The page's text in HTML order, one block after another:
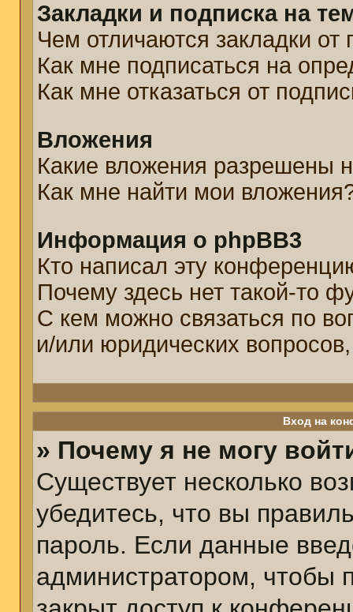
Закладки и подписка на
Чем отличаются закладки от
Как мне подписаться на
Как мне отказаться от
Вложения
Какие вложения разрешены
Как мне найти мои
Информация о phpBB3
Кто написал эту
Почему здесь нет такой-то
С кем можно связаться по
и/или юридических
Вход на
» Почему я не могу
Существует несколько
убедитесь, что вы
пароль. Если данные
администратором, чтобы